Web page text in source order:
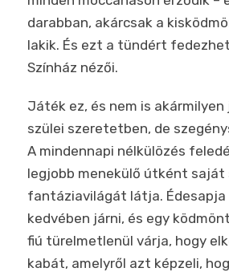
darabban, akárcsak a
lakik. És ezt a tündért
Színház nézői.
Játék ez, és nem is
szülei szeretetben, de
A mindennapi nélkülözés
legjobb menekülő útként saját
fantáziavilágát látja. Édesapja
kedvében járni, és egy
fiú türelmetlenül várja, hogy
kabát, amelyről azt képzeli,